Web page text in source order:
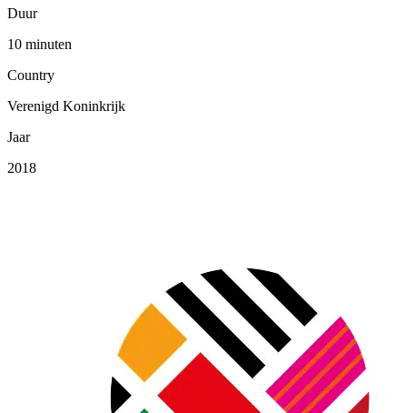
Duur
10 minuten
Country
Verenigd Koninkrijk
Jaar
2018